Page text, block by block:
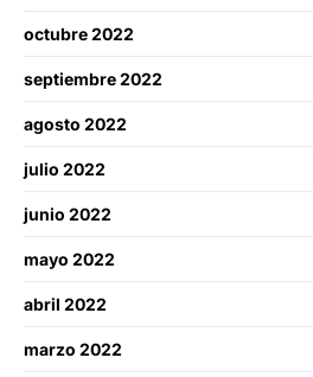
octubre 2022
septiembre 2022
agosto 2022
julio 2022
junio 2022
mayo 2022
abril 2022
marzo 2022